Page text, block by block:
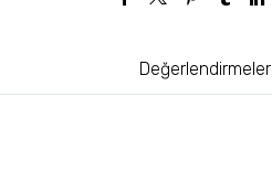
Değerlendirmeler